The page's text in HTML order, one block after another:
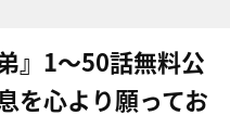
』1〜50話無料公
を心より願ってお